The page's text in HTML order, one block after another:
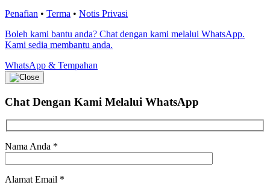
Penafian • Terma • Notis Privasi
Boleh kami bantu anda? Chat dengan kami melalui WhatsApp.
Kami sedia membantu anda.
WhatsApp & Tempahan
Chat Dengan Kami Melalui WhatsApp
Nama Anda *
Alamat Email *